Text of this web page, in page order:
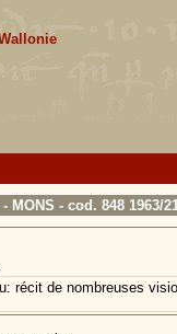
- cod. 848 1963/
récit de nombreuses